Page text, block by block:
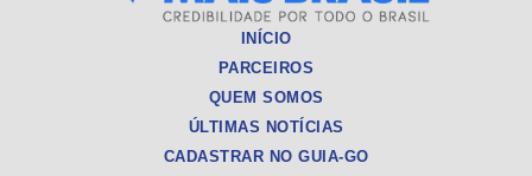
INÍCIO
PARCEIROS
QUEM SOMOS
ÚLTIMAS NOTÍCIAS
CADASTRAR NO GUIA-GO